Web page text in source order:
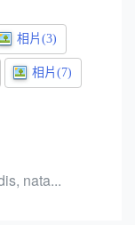
nata...